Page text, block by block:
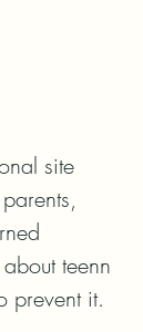
site
teenn
prevent it.